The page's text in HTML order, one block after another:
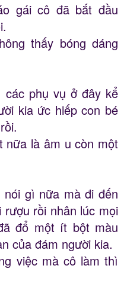
gái cô đã bắt đầu
thấy bóng dáng
các phụ vụ ở đây kể
kia ức hiếp con bé
nữa là âm u còn một
nói gì nữa mà đi đến
rồi nhân lúc mọi
đổ một ít bột màu
của đám người kia.
việc mà cô làm thì